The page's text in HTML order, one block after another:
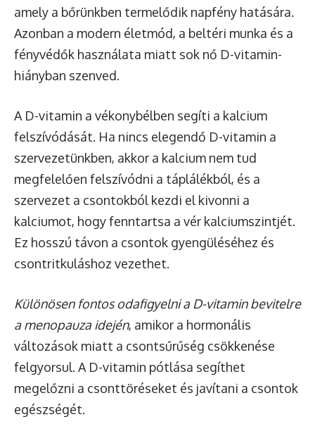
amely a bőrünkben termelődik napfény hatására.
Azonban a modern életmód, a beltéri munka és a
fényvédők használata miatt sok nő D-vitamin-
hiányban szenved.
A D-vitamin a vékonybélben segíti a kalcium
felszívódását. Ha nincs elegendő D-vitamin a
szervezetünkben, akkor a kalcium nem tud
megfelelően felszívódni a táplálékból, és a
szervezet a csontokból kezdi el kivonni a
kalciumot, hogy fenntartsa a vér kalciumszintjét.
Ez hosszú távon a csontok gyengüléséhez és
csontritkuláshoz vezethet.
Különösen fontos odafigyelni a D-vitamin bevitelre
a menopauza idején, amikor a hormonális
változások miatt a csontsűrűség csökkenése
felgyorsul. A D-vitamin pótlása segíthet
megelőzni a csonttöréseket és javítani a csontok
egészségét.